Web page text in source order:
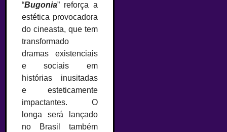
“Bugonia” reforça a
estética provocadora
do cineasta, que tem
transformado
dramas existenciais
e sociais em
histórias inusitadas
e esteticamente
impactantes. O
longa será lançado
no Brasil também